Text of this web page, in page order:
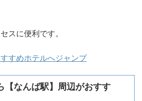
スに便利です。
すめホテルへジャンプ
【なんば駅】周辺がおすす